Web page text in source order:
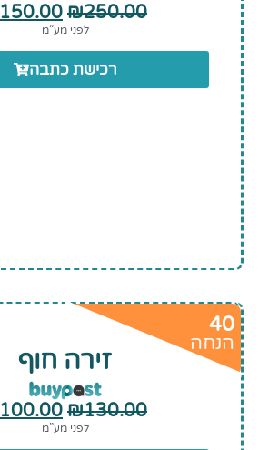
₪250.00
150.00
לפני מע”מ
רכישת כתבה
40
הנחה
זירה חוף
₪130.00
100.00
לפני מע”מ